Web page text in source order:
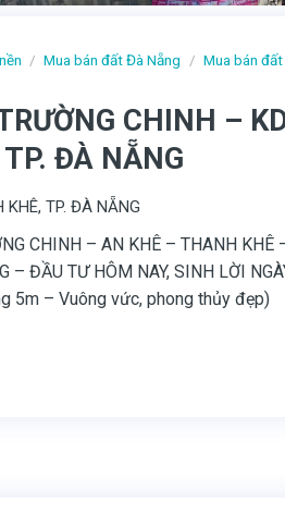
/ Mua bán đất Đà Nẵng / Mua bán đất
CHINH –
ĐÀ NẴNG
KHÊ, TP. ĐÀ NẴNG
CHINH – AN KHÊ – THANH KHÊ
– ĐẦU TƯ HÔM NAY, SINH LỜI
5m – Vuông vức, phong thủy đẹp)